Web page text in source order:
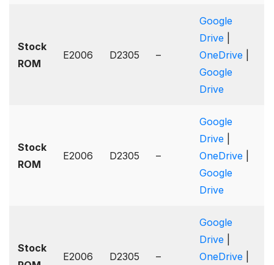
Stock
ROM
E2006 D2305 –
Google
Drive
OneDrive
Google
Drive
Stock
ROM
E2006 D2305 –
Google
Drive|
OneDrive|
Google
Drive
Stock
E2006 D2305 –
Google
Drive
OneDrive